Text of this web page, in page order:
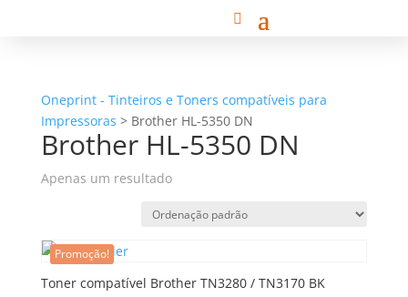
Oneprint - Tinteiros e Toners compatíveis para
Impressoras > Brother HL-5350 DN
Brother HL-5350 DN
Apenas um resultado
Promoção!
Toner compatível Brother TN3280 / TN3170 BK